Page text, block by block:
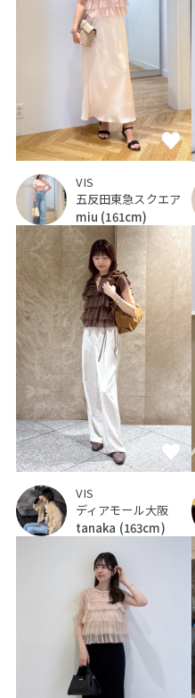
VIS
五反田東急スクエア
miu (161cm)
VIS
ディアモール大阪
tanaka (163cm)